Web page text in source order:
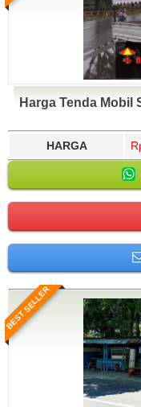
Harga Tenda Mobil
HARGA
BEST SELLER